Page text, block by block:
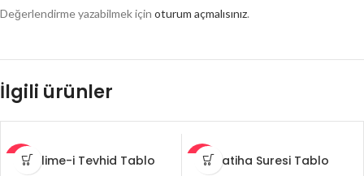
Değerlendirme yazabilmek için oturum açmalısınız.
İlgili ürünler
-27%Kelime-i Tevhid Tablo -27% Fatiha Suresi Tablo